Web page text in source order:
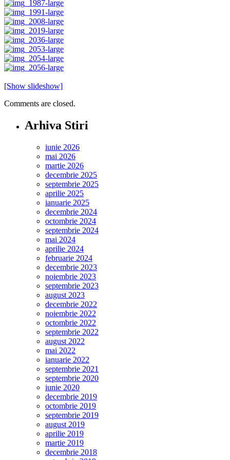
[Show slideshow]
Comments are closed.
Arhiva Stiri
iunie 2026
mai 2026
martie 2026
decembrie 2025
septembrie 2025
aprilie 2025
ianuarie 2025
decembrie 2024
octombrie 2024
septembrie 2024
mai 2024
aprilie 2024
februarie 2024
decembrie 2023
noiembrie 2023
septembrie 2023
august 2023
decembrie 2022
noiembrie 2022
octombrie 2022
septembrie 2022
august 2022
mai 2022
ianuarie 2022
septembrie 2021
septembrie 2020
iunie 2020
decembrie 2019
octombrie 2019
septembrie 2019
august 2019
aprilie 2019
martie 2019
decembrie 2018